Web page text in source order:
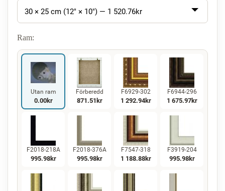
30 × 25 cm (12" × 10") — 1 520.76kr
Ram:
Utan ram
0.00kr
Förberedd
871.51kr
F6929-302
1 292.94kr
F6944-296
1 675.97kr
F2018-218A
995.98kr
F2018-376A
995.98kr
F7547-318
1 188.88kr
F3919-204
995.98kr